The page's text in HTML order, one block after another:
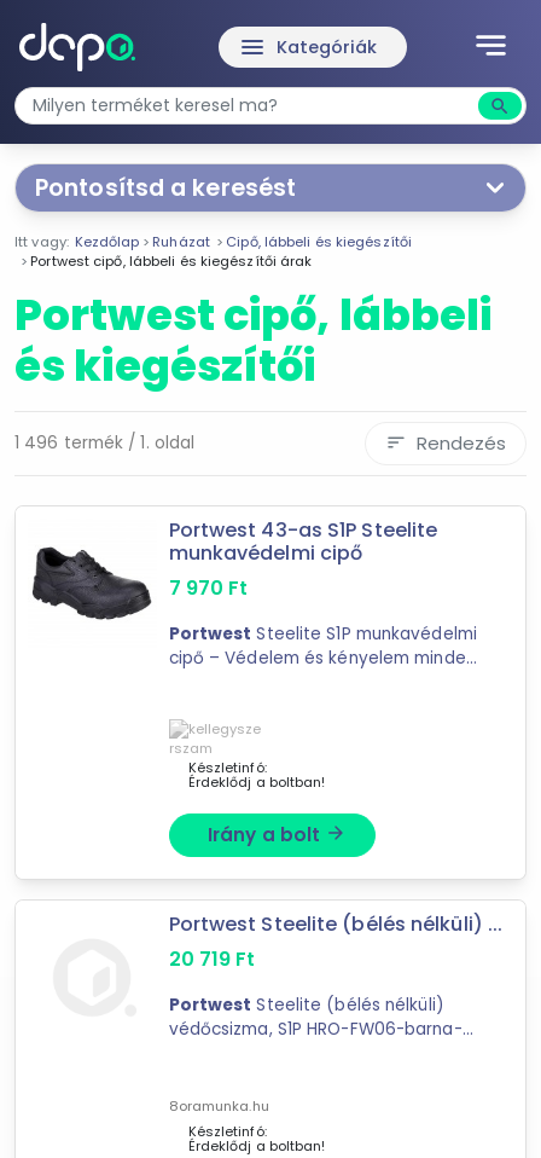
notes
menu Kategóriák
search
Pontosítsd a keresést
Segítünk a keresésben!
Válaszd ki a jellemzőketTe magad!
Ár szűrése
129 Ft
Szűrés
1 496találat
Mást is keresel? Válogass a Depo teljes
Itt vagy: Kezdőlap Ruházat
Cipő, lábbeli és kiegészítői
Portwest cipő, lábbeli és kiegészítői árak
Portwest cipő, lábbeli
és kiegészítői
1 496 termék / 1. oldal sort Rendezés
Portwest 43-as S1P Steelite
munkavédelmi cipő
7 970 Ft
Portwest Steelite S1P munkavédelmi
cipő – Védelem és kényelem minden
Készletinfó:
Érdeklődj a boltban!
Irány a bolt arrow_forward
Portwest Steelite (bélés nélküli) ...
20 719 Ft
Portwest Steelite (bélés nélküli)
védőcsizma, S1P HRO-FW06-barna-
8oramunka.hu
Készletinfó:
Érdeklődj a boltban!